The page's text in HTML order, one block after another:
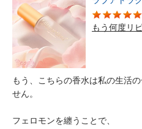
もう何度リ
もう、こちらの香水は私の生活
せん。
フェロモンを纏うことで、